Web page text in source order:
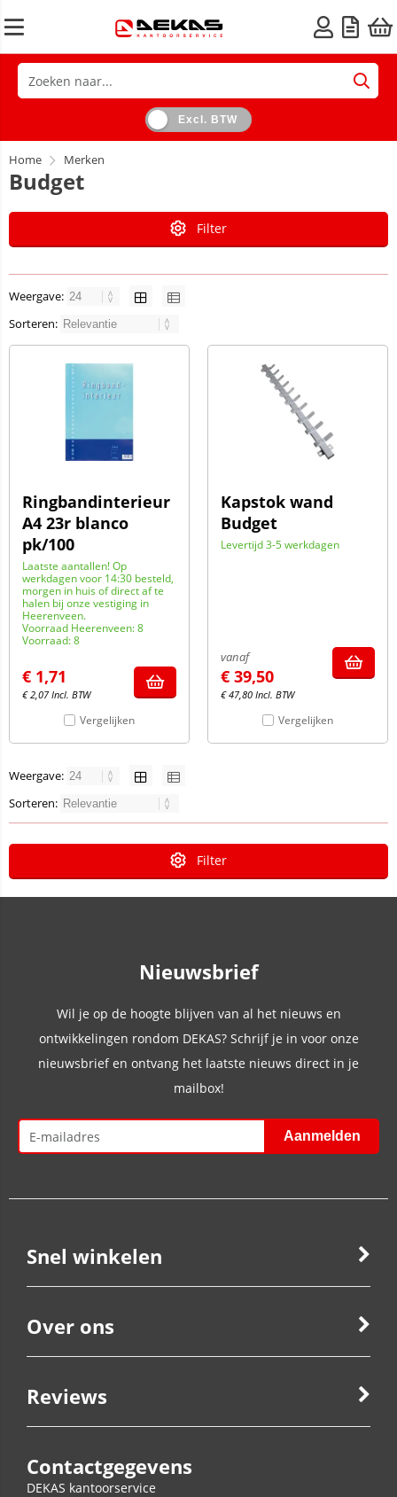
Excl. BTW
Home Merken
Budget
Filter
Weergave:
Sorteren:
Ringbandinterieur
A4 23r blanco
pk/100
Laatste aantallen! Op
werkdagen voor 14:30 besteld,
morgen in huis of direct af te
halen bij onze vestiging in
Heerenveen.
Voorraad Heerenveen: 8
Voorraad: 8
€ 1,71
€2,07 Incl. BTW
Vergelijken
Kapstok wand
Budget
Levertijd 3-5 werkdagen
vanaf
€ 39,50
€47,80 Incl. BTW
Vergelijken
Weergave:
Sorteren:
Filter
Nieuwsbrief
Wil je op de hoogte blijven van al het nieuws en
ontwikkelingen rondom DEKAS? Schrijf je in voor onze
nieuwsbrief en ontvang het laatste nieuws direct in je
mailbox!
Snel winkelen
Over ons
Reviews
Contactgegevens
DEKAS kantoorservice